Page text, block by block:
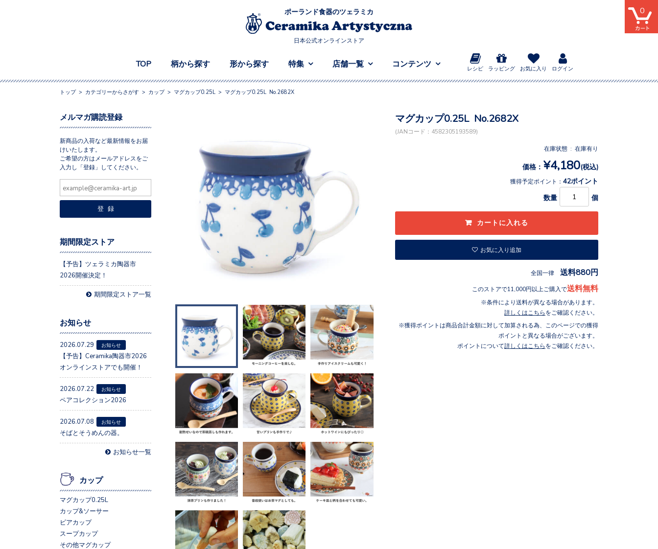
ポーランド食器のツェラミカ
日本公式オンラインストア
TOP 柄から探す 形から探す 特集 店舗一覧 コンテンツ
レシピ ラッピング お気に入り ログイン
0
トップ> カテゴリーからさがす > カップ> マグカップ0.25L > マグカップ0.25L No.2682X
マグカップ0.25L No.2682X
(JANコード：4582305193589)
在庫状態 : 在庫有り
価格： ¥4,180(税込)
獲得予定ポイント： 42ポイント
数量 個
お気に入り追加
全国一律 送料880円
このストアで11,000円以上ご購入で送料無料
条件により送料が異なる場合があります。
詳しくはこちら をご確認ください。
獲得ポイントは商品合計金額に対して加算される為、このページでの獲得
ポイントと異なる場合がございます。
ポイントについて詳しくはこちら をご確認ください。
メルマガ購読登録
新商品の入荷など最新情報をお届
けいたします。
ご希望の方はメールアドレスをご
入力し「登録」してください。
期間限定ストア
【予告】ツェラミカ陶器市
2026開催決定！
期間限定ストア一覧
お知らせ
2026.07.29 お知らせ
【予告】Ceramika陶器市2026
オンラインストアでも開催！
2026.07.22 お知らせ
ペアコレクション2026
2026.07.08 お知らせ
そばとそうめんの器。
お知らせ一覧
カップ
マグカップ0.25L
カップ&ソーサー
ビアカップ
スープカップ
その他マグカップ